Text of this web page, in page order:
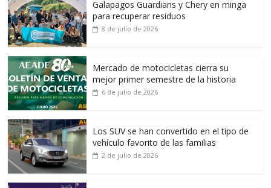
Galapagos Guardians y Chery en minga
para recuperar residuos
8 de julio de 2026
Mercado de motocicletas cierra su
mejor primer semestre de la historia
6 de julio de 2026
Los SUV se han convertido en el tipo de
vehículo favorito de las familias
2 de julio de 2026